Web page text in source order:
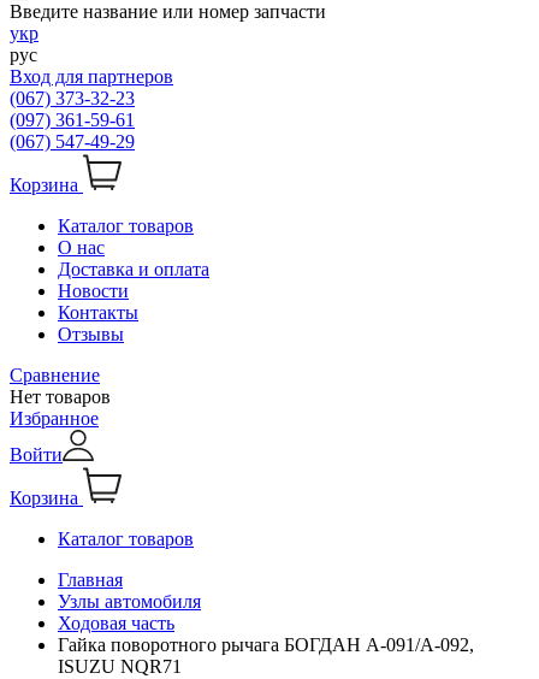
Введите название или номер запчасти
укр
рус
Вход для партнеров
(067) 373-32-23
(097) 361-59-61
(067) 547-49-29
Корзина
Каталог товаров
О нас
Доставка и оплата
Новости
Контакты
Отзывы
Сравнение
Нет товаров
Избранное
Войти
Корзина
Каталог товаров
Главная
Узлы автомобиля
Ходовая часть
Гайка поворотного рычага БОГДАН А-091/А-092,
ISUZU NQR71